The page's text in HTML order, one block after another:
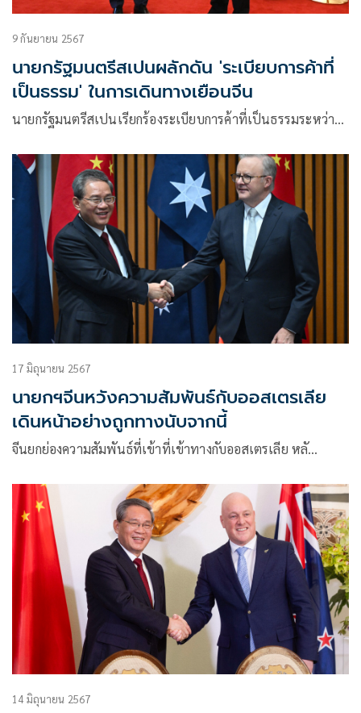
9 กันยายน 2567
นายกรัฐมนตรีสเปนผลักดัน 'ระเบียบการค้าที่
เป็นธรรม' ในการเดินทางเยือนจีน
นายกรัฐมนตรีสเปนเรียกร้องระเบียบการค้าที่เป็นธรรมระหว่า…
17 มิถุนายน 2567
นายกฯจีนหวังความสัมพันธ์กับออสเตรเลีย
เดินหน้าอย่างถูกทางนับจากนี้
จีนยกย่องความสัมพันธ์ที่เข้าที่เข้าทางกับออสเตรเลีย หลั…
14 มิถุนายน 2567